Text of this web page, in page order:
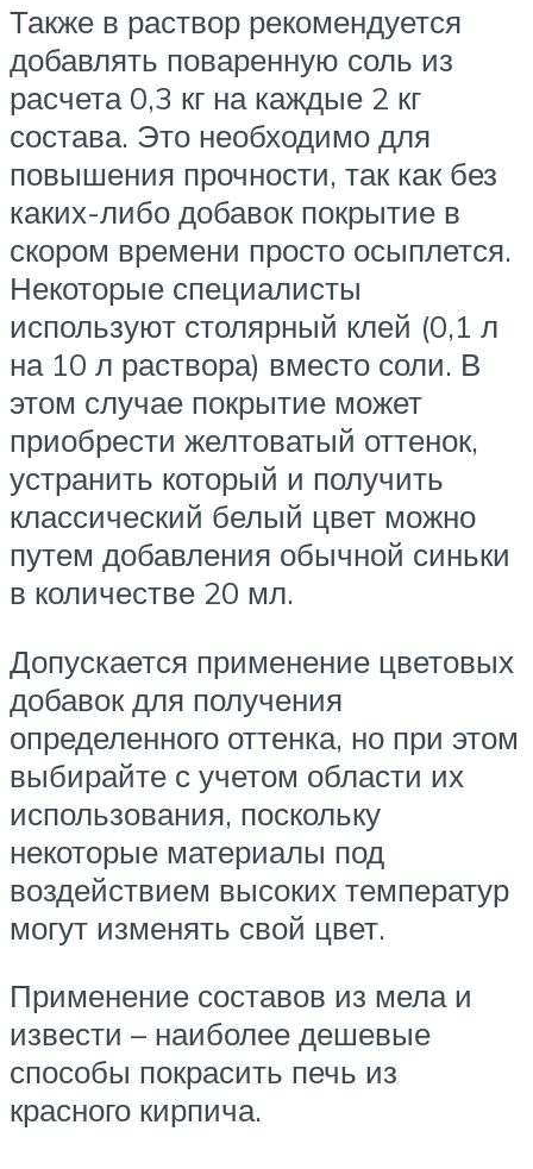
Также в раствор рекомендуется
добавлять поваренную соль из
расчета 0,3 кг на каждые 2 кг
состава. Это необходимо для
повышения прочности, так как без
каких-либо добавок покрытие в
скором времени просто осыплется.
Некоторые специалисты
используют столярный клей (0,1 л
на 10 л раствора) вместо соли. В
этом случае покрытие может
приобрести желтоватый оттенок,
устранить который и получить
классический белый цвет можно
путем добавления обычной синьки
в количестве 20 мл.
Допускается применение цветовых
добавок для получения
определенного оттенка, но при этом
выбирайте с учетом области их
использования, поскольку
некоторые материалы под
воздействием высоких температур
могут изменять свой цвет.
Применение составов из мела и
извести – наиболее дешевые
способы покрасить печь из
красного кирпича.